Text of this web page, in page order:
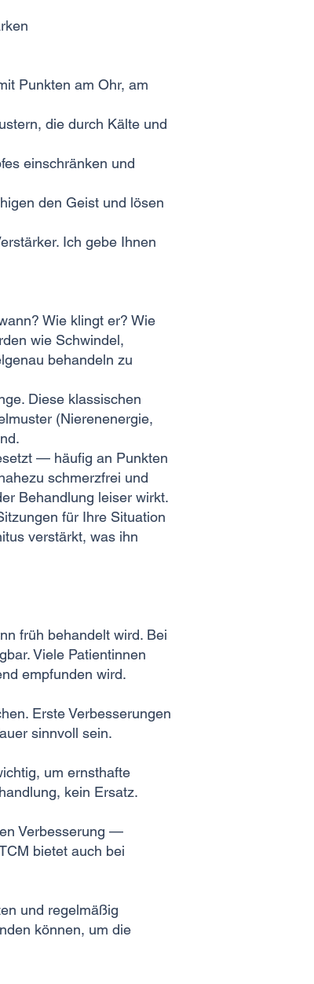
Punkten am Ohr, am
die durch Kälte und
einschränken und
den Geist und lösen
Ich gebe Ihnen
Wie klingt er? Wie
wie Schwindel,
behandeln zu
Diese klassischen
(Nierenenergie,
— häufig an Punkten
schmerzfrei und
Behandlung leiser wirkt.
für Ihre Situation
verstärkt, was ihn
früh behandelt wird. Bei
Viele Patientinnen
empfunden wird.
Erste Verbesserungen
sinnvoll sein.
um ernsthafte
kein Ersatz.
Verbesserung —
bietet auch bei
und regelmäßig
können, um die